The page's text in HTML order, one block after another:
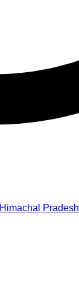
Himachal Pradesh